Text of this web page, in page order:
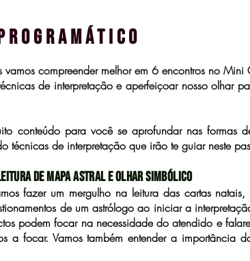
vamos compreender melhor em 6 encontros no
de interpretação e aperfeiçoar nosso olhar
conteúdo para você se aprofundar nas formas
técnicas de interpretação que irão te guiar neste
de Mapa Astral e olhar simbólico
fazer um mergulho na leitura das cartas
de um astrólogo ao iniciar a
podem focar na necessidade do atendido e
a focar. Vamos também entender a importância